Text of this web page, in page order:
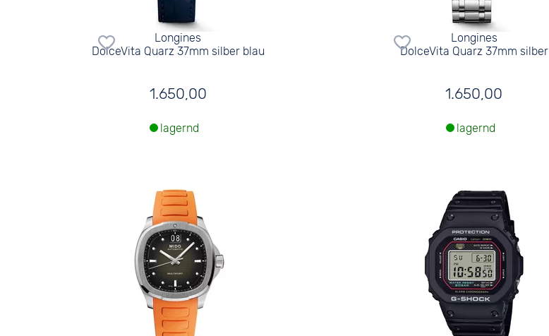
Longines
DolceVita Quarz 37mm silber blau
1.650,00
lagernd
Longines
DolceVita Quarz 37mm silber
1.650,00
lagernd